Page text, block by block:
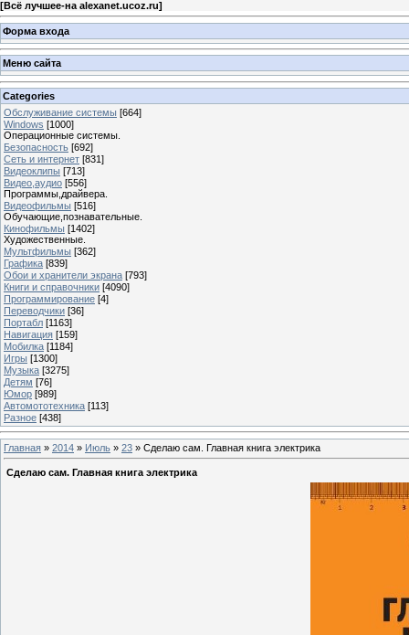
[Всё лучшее-на alexanet.ucoz.ru]
Форма входа
Меню сайта
Categories
Обслуживание системы [664]
Windows [1000]
Операционные системы.
Безопасность [692]
Сеть и интернет [831]
Видеоклипы [713]
Видео,аудио [556]
Программы,драйвера.
Видеофильмы [516]
Обучающие,познавательные.
Кинофильмы [1402]
Художественные.
Мультфильмы [362]
Графика [839]
Обои и хранители экрана [793]
Книги и справочники [4090]
Программирование [4]
Переводчики [36]
Портабл [1163]
Навигация [159]
Мобилка [1184]
Игры [1300]
Музыка [3275]
Детям [76]
Юмор [989]
Автомототехника [113]
Разное [438]
Главная » 2014 » Июль » 23 » Сделаю сам. Главная книга электрика
Сделаю сам. Главная книга электрика